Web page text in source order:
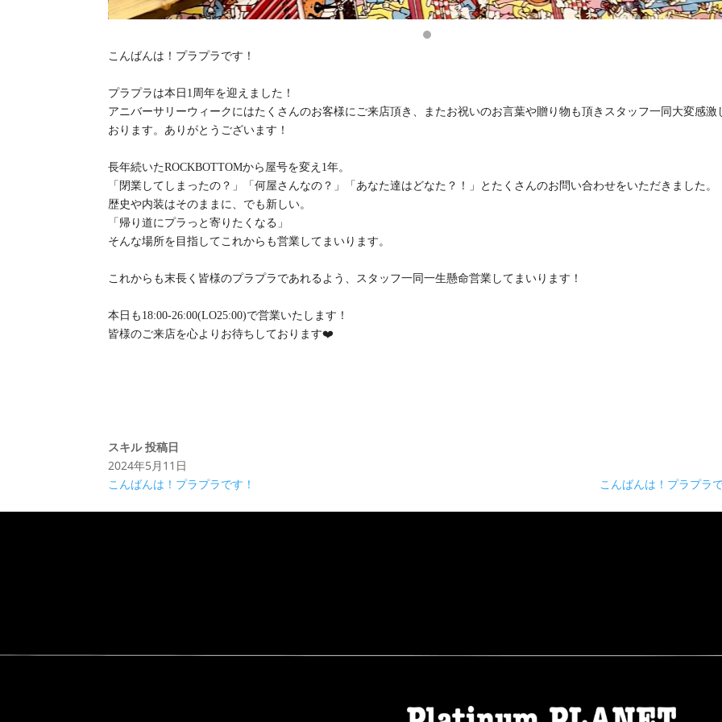
こんばんは！プラプラです！
プラプラは本日1周年を迎えました！
アニバーサリーウィークにはたくさんのお客様にご来店頂き、またお祝いのお言葉や贈り物も頂きスタッフ一同大変感激
おります。ありがとうございます！
長年続いたROCKBOTTOMから屋号を変え1年。
「閉業してしまったの？」「何屋さんなの？」「あなた達はどなた？！」とたくさんのお問い合わせをいただきました。
歴史や内装はそのままに、でも新しい。
「帰り道にプラっと寄りたくなる」
そんな場所を目指してこれからも営業してまいります。
これからも末長く皆様のプラプラであれるよう、スタッフ一同一生懸命営業してまいります！
本日も18:00-26:00(LO25:00)で営業いたします！
皆様のご来店を心よりお待ちしております❤️
スキル 投稿日
2024年5月11日
こんばんは！プラプラです！
こんばんは！プラプラ